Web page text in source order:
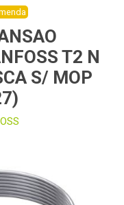
T2 N
S/ MOP